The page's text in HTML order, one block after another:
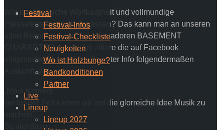
Festival
Festival-Infos
Festival-Checkliste
Neuigkeiten
Wo ist Holzbunge?
Bandkonditionen
Partner
Live
Lineup
Lineup 2027
Wie norddeutsche Wortkargheit und vollmundige
Pressetexte zusammenpassen? Das kann man an unseren
alten Bekannten und Lokalmatadoren BASEMENT
CHARACTER sehen. Ich zitiere die auf Facebook
eingestellte Biographie, die unter Info folgendermaßen
Auskunft gibt:
„Moin Kinners,
vor langer Zeit kamen wir auf die glorreiche Idee Musik zu
So viel dazu…